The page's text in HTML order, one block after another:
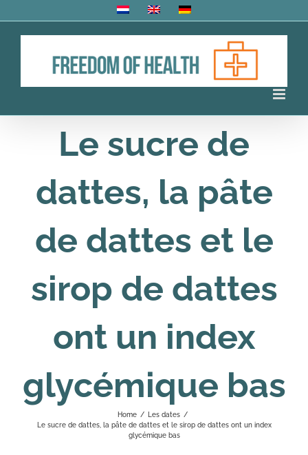
to
Le sucre de
dattes, la pâte
de dattes et le
sirop de dattes
ont un index
glycémique bas
Home / Les dates /
Le sucre de dattes, la pâte de dattes et le sirop de dattes ont un index
glycémique bas